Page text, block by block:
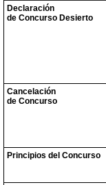
Declaración
de Concurso Desierto
Cancelación
de Concurso
Principios del Concurso